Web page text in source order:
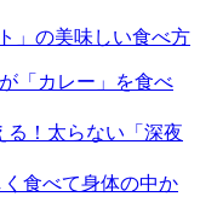
」の美味しい食べ方
「カレー」を食べ
る！太らない「深夜
く食べて身体の中か